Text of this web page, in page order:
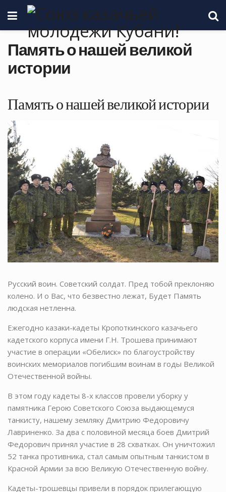
Память о нашей великой
истории
Память о нашей великой истории
Русский воин. Советский солдат. Пред тобой преклоняю
колено. И о Вас, что безвестно лежат, Будет Память
людская нетленна.
Ежегодно казаки-кадеты Кропоткинского казачьего
кадетского корпуса имени Г.Н. Трошева принимают
участие в операции «Обелиск» по благоустройству
воинских мемориалов погибшим воинам в годы Великой
Отечественной войны.
В этом году кадеты 8-х классов провели уборку у
памятника Герою Советского Союза выдающемуся
танкисту, нашему земляку Дмитрию Федоровичу
Лавриненко. За два с половиной месяца боев Дмитрий
Федорович принял участие в 28 схватках. Он уничтожил
52 танка противника, стал самым опытным танкистом в
Красной Армии за всю Великую Отечественную войну.
Кадеты-трошевцы привели в порядок прилегающую